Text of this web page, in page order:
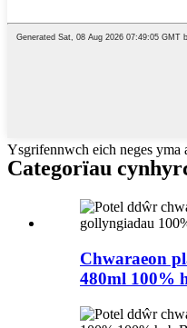
Ysgrifennwch eich neges yma
Categorïau
Chwaraeon
480ml 100%